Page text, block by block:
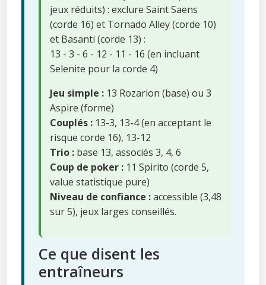
jeux réduits) : exclure Saint Saens
(corde 16) et Tornado Alley (corde 10)
et Basanti (corde 13) :
13 - 3 - 6 - 12 - 11 - 16 (en incluant
Selenite pour la corde 4)
Jeu simple : 13 Rozarion (base) ou 3
Aspire (forme)
Couplés : 13-3, 13-4 (en acceptant le
risque corde 16), 13-12
Trio : base 13, associés 3, 4, 6
Coup de poker : 11 Spirito (corde 5,
value statistique pure)
Niveau de confiance :accessible (3,48
sur 5), jeux larges conseillés.
Ce que disent les
entraîneurs